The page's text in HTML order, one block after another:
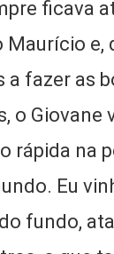
ficava
Maurício e,
a fazer as
o Giovane
rápida na
Eu
fundo,